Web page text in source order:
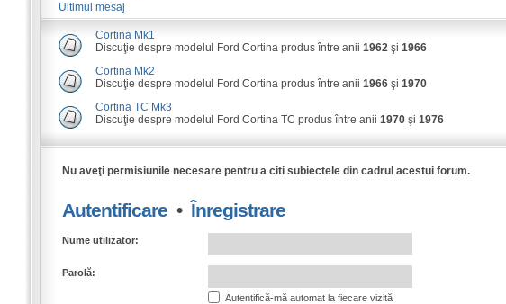
Ultimul mesaj
Cortina Mk1
Discuţie despre modelul Ford Cortina produs între anii 1962şi 1966
Cortina Mk2
Discuţie despre modelul Ford Cortina produs între anii 1966şi 1970
Cortina TC Mk3
Discuţie despre modelul Ford Cortina TC produs între anii 1970şi 1976
Nu aveţi permisiunile necesare pentru a citi subiectele din cadrul acestui forum.
Autentificare•Înregistrare
Nume utilizator:
Parolă:
Autentifică-mă automat la fiecare vizită